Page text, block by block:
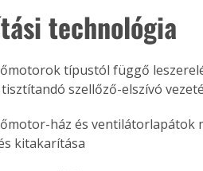
új,
vagy
is
megrendelhetők!
technológia
típustól függő
szellőző-elszívó
ház és ventilátorlapátok
kitakarítása